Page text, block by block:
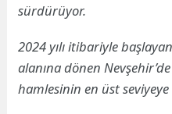
sürdürüyor.
2024 yılı itibariyle
alanına dönen
hamlesinin en üst seviyeye